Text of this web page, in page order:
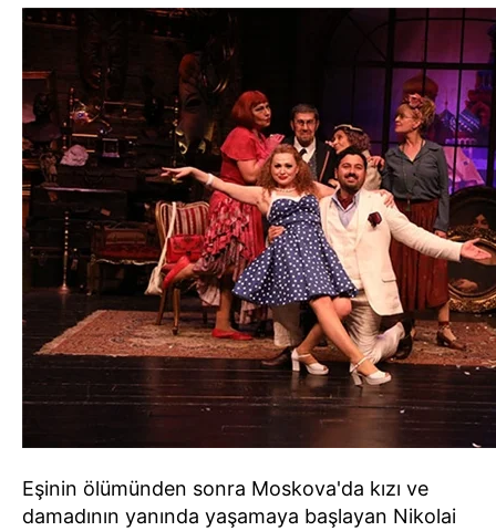
Eşinin ölümünden sonra Moskova'da kızı ve
damadının yanında yaşamaya başlayan Nikolai